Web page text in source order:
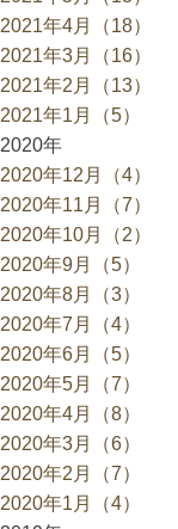
2021年4月（18）
2021年3月（16）
2021年2月（13）
2021年1月（5）
2020年
2020年12月（4）
2020年11月（7）
2020年10月（2）
2020年9月（5）
2020年8月（3）
2020年7月（4）
2020年6月（5）
2020年5月（7）
2020年4月（8）
2020年3月（6）
2020年2月（7）
2020年1月（4）